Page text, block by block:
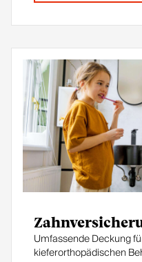
Umfassende Deckung
kieferorthopädischen